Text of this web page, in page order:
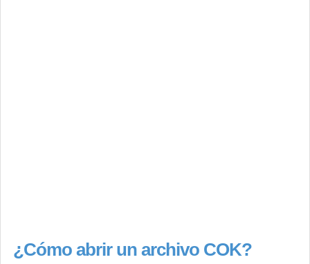
¿Cómo abrir un archivo COK?